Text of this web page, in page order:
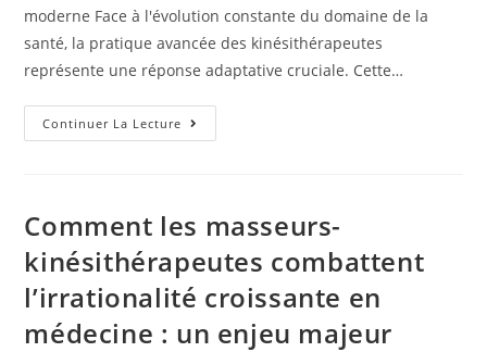
moderne Face à l'évolution constante du domaine de la
santé, la pratique avancée des kinésithérapeutes
représente une réponse adaptative cruciale. Cette…
Continuer La Lecture
Comment les masseurs-
kinésithérapeutes combattent
l’irrationalité croissante en
médecine : un enjeu majeur